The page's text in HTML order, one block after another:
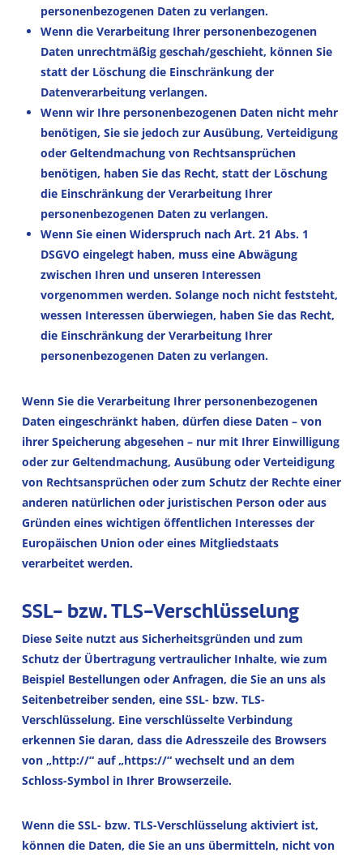
personenbezogenen Daten zu verlangen.
Wenn die Verarbeitung Ihrer personenbezogenen
Daten unrechtmäßig geschah/geschieht, können Sie
statt der Löschung die Einschränkung der
Datenverarbeitung verlangen.
Wenn wir Ihre personenbezogenen Daten nicht mehr
benötigen, Sie sie jedoch zur Ausübung, Verteidigung
oder Geltendmachung von Rechtsansprüchen
benötigen, haben Sie das Recht, statt der Löschung
die Einschränkung der Verarbeitung Ihrer
personenbezogenen Daten zu verlangen.
Wenn Sie einen Widerspruch nach Art. 21 Abs. 1
DSGVO eingelegt haben, muss eine Abwägung
zwischen Ihren und unseren Interessen
vorgenommen werden. Solange noch nicht feststeht,
wessen Interessen überwiegen, haben Sie das Recht,
die Einschränkung der Verarbeitung Ihrer
personenbezogenen Daten zu verlangen.
Wenn Sie die Verarbeitung Ihrer personenbezogenen
Daten eingeschränkt haben, dürfen diese Daten – von
ihrer Speicherung abgesehen – nur mit Ihrer Einwilligung
oder zur Geltendmachung, Ausübung oder Verteidigung
von Rechtsansprüchen oder zum Schutz der Rechte einer
anderen natürlichen oder juristischen Person oder aus
Gründen eines wichtigen öffentlichen Interesses der
Europäischen Union oder eines Mitgliedstaats
verarbeitet werden.
SSL- bzw. TLS-Verschlüsselung
Diese Seite nutzt aus Sicherheitsgründen und zum
Schutz der Übertragung vertraulicher Inhalte, wie zum
Beispiel Bestellungen oder Anfragen, die Sie an uns als
Seitenbetreiber senden, eine SSL- bzw. TLS-
Verschlüsselung. Eine verschlüsselte Verbindung
erkennen Sie daran, dass die Adresszeile des Browsers
von „http://“ auf „https://“ wechselt und an dem
Schloss-Symbol in Ihrer Browserzeile.
Wenn die SSL- bzw. TLS-Verschlüsselung aktiviert ist,
können die Daten, die Sie an uns übermitteln, nicht von